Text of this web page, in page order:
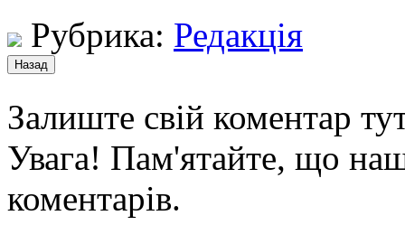
Рубрика: Редакція
Залиште свій коментар
Увага! Пам'ятайте, що
коментарів.